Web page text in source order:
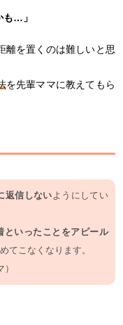
も…」
離を置くのは難しいと思
を先輩ママに教えてもら
返信しないようにしてい
といったことをアピール
てこなくなります。